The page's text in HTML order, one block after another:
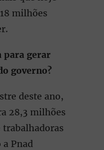
milhões
para gerar
governo?
deste ano,
28,3 milhões
trabalhadoras
Pnad